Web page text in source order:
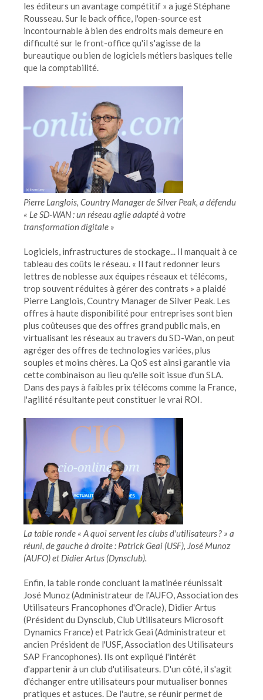
les éditeurs un avantage compétitif » a jugé Stéphane
Rousseau. Sur le back office, l'open-source est
incontournable à bien des endroits mais demeure en
difficulté sur le front-office qu'il s'agisse de la
bureautique ou bien de logiciels métiers basiques telle
que la comptabilité.
Pierre Langlois, Country Manager de Silver Peak, a défendu
« Le SD-WAN : un réseau agile adapté à votre
transformation digitale »
Logiciels, infrastructures de stockage... Il manquait à ce
tableau des coûts le réseau. « Il faut redonner leurs
lettres de noblesse aux équipes réseaux et télécoms,
trop souvent réduites à gérer des contrats » a plaidé
Pierre Langlois, Country Manager de Silver Peak. Les
offres à haute disponibilité pour entreprises sont bien
plus coûteuses que des offres grand public mais, en
virtualisant les réseaux au travers du SD-Wan, on peut
agréger des offres de technologies variées, plus
souples et moins chères. La QoS est ainsi garantie via
cette combinaison au lieu qu'elle soit issue d'un SLA.
Dans des pays à faibles prix télécoms comme la France,
l'agilité résultante peut constituer le vrai ROI.
La table ronde « A quoi servent les clubs d'utilisateurs ? » a
réuni, de gauche à droite : Patrick Geai (USF), José Munoz
(AUFO) et Didier Artus (Dynsclub).
Enfin, la table ronde concluant la matinée réunissait
José Munoz (Administrateur de l'AUFO, Association des
Utilisateurs Francophones d'Oracle), Didier Artus
(Président du Dynsclub, Club Utilisateurs Microsoft
Dynamics France) et Patrick Geai (Administrateur et
ancien Président de l'USF, Association des Utilisateurs
SAP Francophones). Ils ont expliqué l'intérêt
d'appartenir à un club d'utilisateurs. D'un côté, il s'agit
d'échanger entre utilisateurs pour mutualiser bonnes
pratiques et astuces. De l'autre, se réunir permet de